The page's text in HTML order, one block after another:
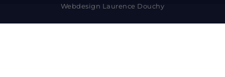
Webdesign Laurence Douchy